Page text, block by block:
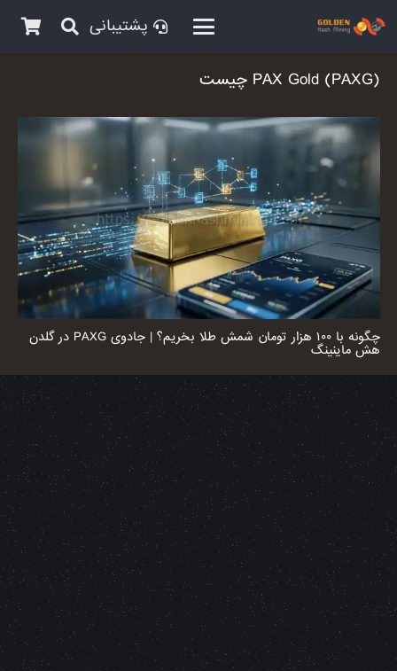
پشتیبانی
PAX Gold (PAXG) چیست
چگونه با ۱۰۰ هزار تومان شمش طلا بخریم؟ | جادوی PAXG در گلدن
هش ماینینگ